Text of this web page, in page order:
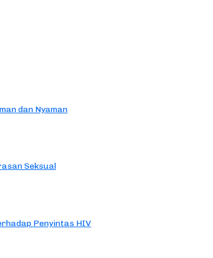
dan Nyaman
Seksual
Penyintas HIV